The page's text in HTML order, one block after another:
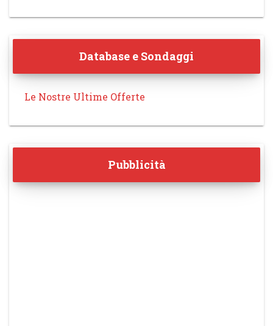
Database e Sondaggi
Le Nostre Ultime Offerte
Pubblicità